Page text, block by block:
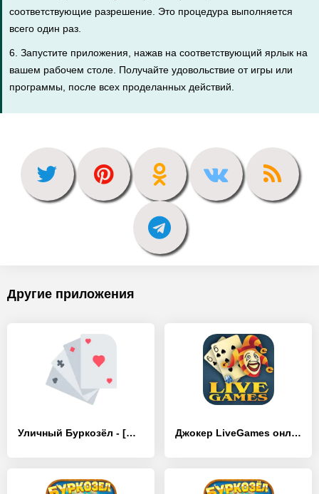
соответствующие разрешение. Это процедура выполняется
всего один раз.
6. Запустите приложения, нажав на соответствующий ярлык на
вашем рабочем столе. Получайте удовольствие от игры или
программы, после всех проделанных действий.
Другие приложения
Уличный Буркозёл - [MOD Бесконечные деньги] Джокер LiveGames онлайн - [MOD Бесконечные деньги]